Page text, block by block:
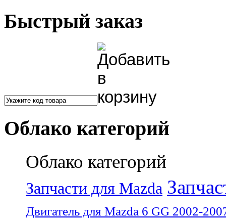
Быстрый заказ
Облако категорий
Облако категорий
Запчасти для Mazda
Двигатель для Mazda 6 GG 2002-